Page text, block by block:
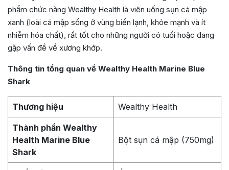
phẩm chức năng Wealthy Health là viên uống sụn cá mập
xanh (loài cá mập sống ở vùng biển lạnh, khỏe mạnh và ít
nhiễm hóa chất), rất tốt cho những người có tuổi hoặc đang
gặp vấn đề về xương khớp.
Thông tin tổng quan về Wealthy Health Marine Blue
Shark
Thương hiệu Wealthy Health
Thành phần Wealthy
Health Marine Blue
Shark
Bột sụn cá mập (750mg)